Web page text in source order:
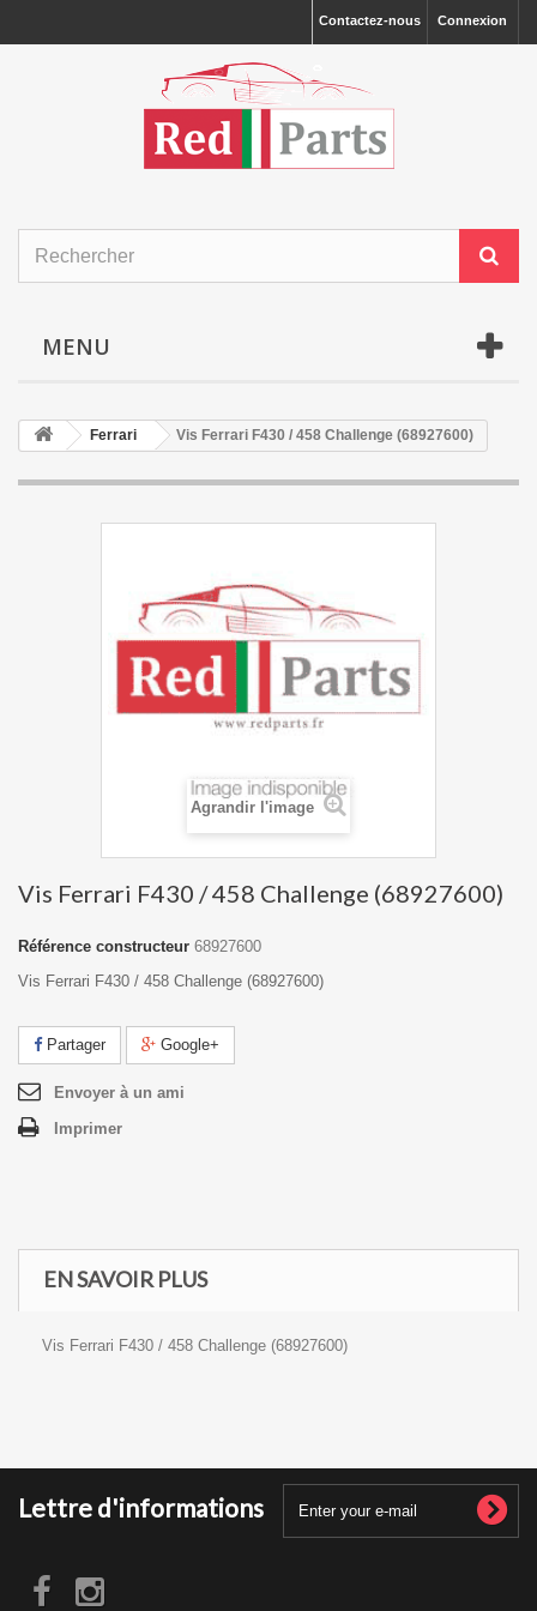
Connexion
Contactez-nous
MENU
Ferrari Vis Ferrari F430 / 458 Challenge (68927600)
Agrandir l'image
Vis Ferrari F430 / 458 Challenge (68927600)
Référence constructeur 68927600
Vis Ferrari F430 / 458 Challenge (68927600)
Partager Google+
Envoyer à un ami
Imprimer
EN SAVOIR PLUS
Vis Ferrari F430 / 458 Challenge (68927600)
Lettre d'informations